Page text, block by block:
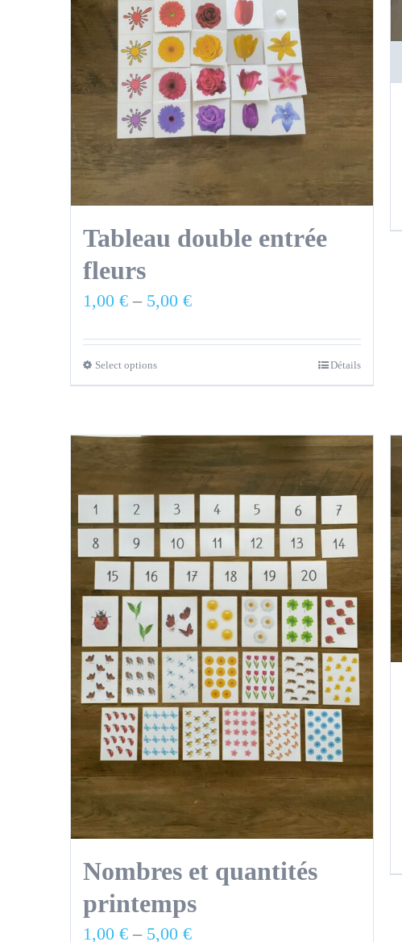
Tableau double entrée
fleurs
1,00 €– 5,00 €
Select options Détails
Nombres et quantités
printemps
1,00 €– 5,00 €